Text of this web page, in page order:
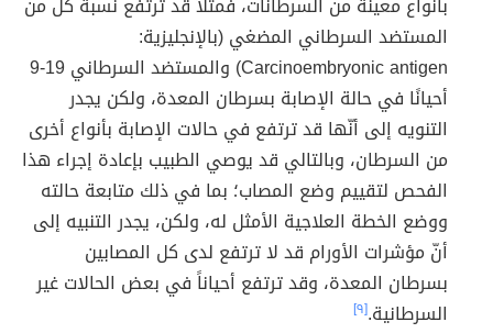
المستضد السرطاني المضغي (بالإنجليزية:
Carcinoembryonic antigen) والمستضد السرطاني 19-9
أحيانًا في حالة الإصابة بسرطان المعدة، ولكن يجدر
التنويه إلى أنّها قد ترتفع في حالات الإصابة بأنواع أخرى
من السرطان، وبالتالي قد يوصي الطبيب بإعادة إجراء هذا
الفحص لتقييم وضع المصاب؛ بما في ذلك متابعة حالته
ووضع الخطة العلاجية الأمثل له، ولكن، يجدر التنبيه إلى
أنّ مؤشرات الأورام قد لا ترتفع لدى كل المصابين
بسرطان المعدة، وقد ترتفع أحياناً في بعض الحالات غير
السرطانية.[٩]